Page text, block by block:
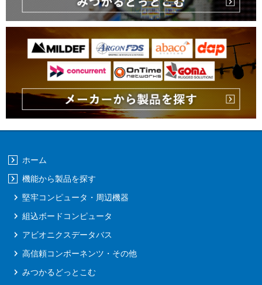
ホーム
機能から製品を探す
堅牢コンピュータ・周辺機器
組込ボードコンピュータ
アビオニクスデータバス
高信頼コンポーネンツ・その他
みつかるどっとこむ